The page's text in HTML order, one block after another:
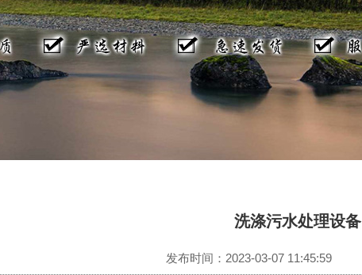
洗涤污水处理设备
发布时间：2023-03-07 11:45:59